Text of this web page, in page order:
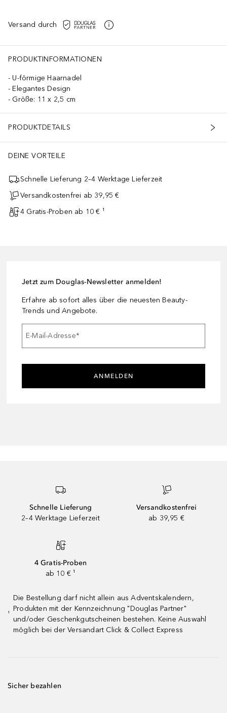
Versand durch
PRODUKTINFORMATIONEN
U-förmige Haarnadel
Elegantes Design
Größe: 11 x 2,5 cm
PRODUKTDETAILS
DEINE VORTEILE
Schnelle Lieferung 2–4 Werktage Lieferzeit
Versandkostenfrei ab 39,95 €
4 Gratis-Proben ab 10 € ¹
Jetzt zum Douglas-Newsletter anmelden!
Erfahre ab sofort alles über die neuesten Beauty-
Trends und Angebote.
E-Mail-Adresse*
ANMELDEN
Schnelle Lieferung
2–4 Werktage Lieferzeit
Versandkostenfrei
ab 39,95 €
4 Gratis-Proben
ab 10 € ¹
¹
Die Bestellung darf nicht allein aus Adventskalendern,
Produkten mit der Kennzeichnung "Douglas Partner"
und/oder Geschenkgutscheinen bestehen. Keine Auswahl
möglich bei der Versandart Click & Collect Express
Sicher bezahlen